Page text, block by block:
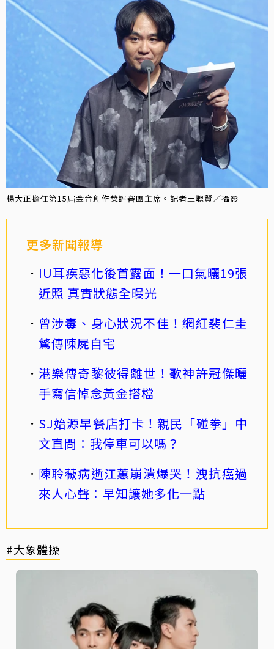
楊大正擔任第15屆金音創作獎評審團主席。記者王聰賢／攝影
更多新聞報導
IU耳疾惡化後首露面！一口氣曬19張
近照 真實狀態全曝光
曾涉毒、身心狀況不佳！網紅裴仁圭
驚傳陳屍自宅
港樂傳奇黎彼得離世！歌神許冠傑曬
手寫信悼念黃金搭檔
SJ始源早餐店打卡！親民「碰拳」中
文直問：我停車可以嗎？
陳聆薇病逝江蕙崩潰爆哭！洩抗癌過
來人心聲：早知讓她多化一點
#大象體操